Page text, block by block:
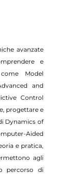
avanzate
e
Model
and
Control
progettare e
Dynamics of
Aided
e pratica,
agli
percorso di